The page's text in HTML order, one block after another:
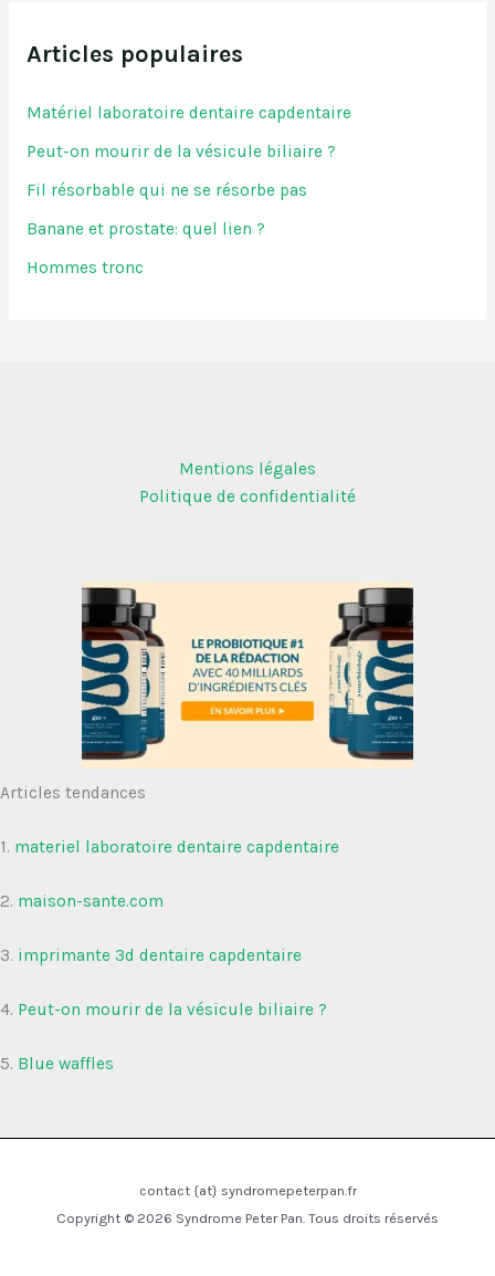
Articles populaires
Matériel laboratoire dentaire capdentaire
Peut-on mourir de la vésicule biliaire ?
Fil résorbable qui ne se résorbe pas
Banane et prostate: quel lien ?
Hommes tronc
Mentions légales
Politique de confidentialité
Articles tendances
1. materiel laboratoire dentaire capdentaire
2. maison-sante.com
3. imprimante 3d dentaire capdentaire
4. Peut-on mourir de la vésicule biliaire ?
5. Blue waffles
contact {at} syndromepeterpan.fr
Copyright © 2026 Syndrome Peter Pan. Tous droits réservés